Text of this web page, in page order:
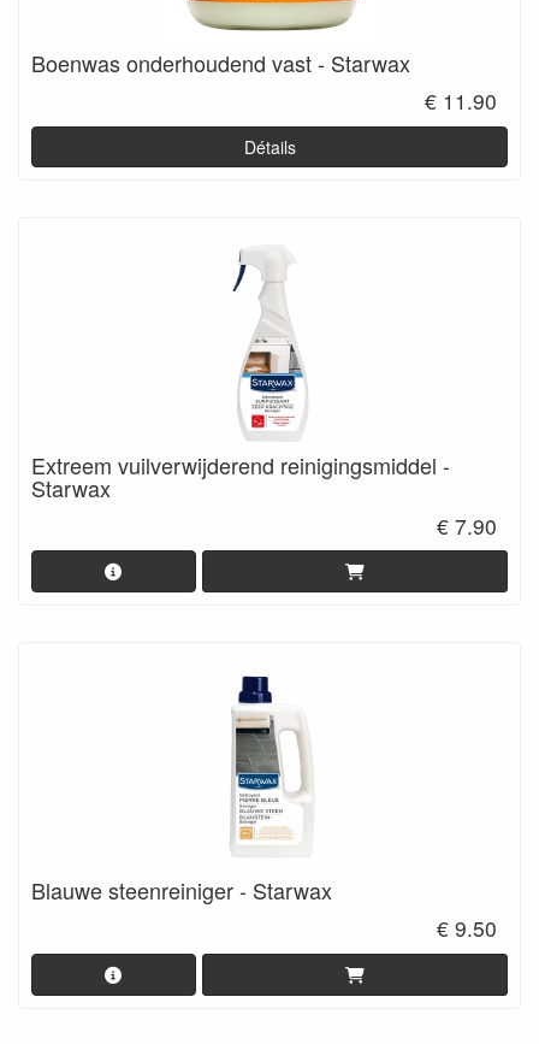
Boenwas onderhoudend vast - Starwax
€ 11.90
Détails
Extreem vuilverwijderend reinigingsmiddel -
Starwax
€ 7.90
Blauwe steenreiniger - Starwax
€ 9.50